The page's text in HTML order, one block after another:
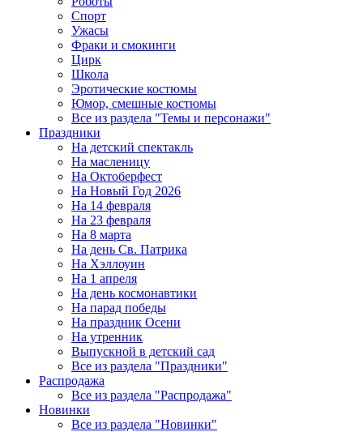
Спорт
Ужасы
Фраки и смокинги
Цирк
Школа
Эротические костюмы
Юмор, смешные костюмы
Все из раздела "Темы и персонажи"
Праздники
На детский спектакль
На масленицу
На Октоберфест
На Новый Год 2026
На 14 февраля
На 23 февраля
На 8 марта
На день Св. Патрика
На Хэллоуин
На 1 апреля
На день космонавтики
На парад победы
На праздник Осени
На утренник
Выпускной в детский сад
Все из раздела "Праздники"
Распродажа
Все из раздела "Распродажа"
Новинки
Все из раздела "Новинки"